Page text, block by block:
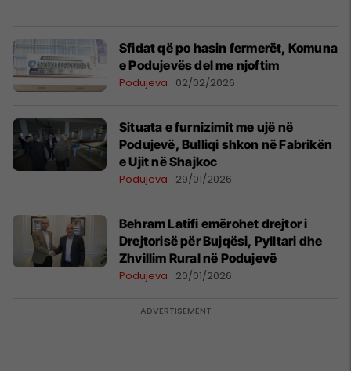
Sfidat që po hasin fermerët, Komuna
e Podujevës del me njoftim
Podujeva 02/02/2026
Situata e furnizimit me ujë në
Podujevë, Bulliqi shkon në Fabrikën
e Ujit në Shajkoc
Podujeva 29/01/2026
Behram Latifi emërohet drejtor i
Drejtorisë për Bujqësi, Pylltari dhe
Zhvillim Rural në Podujevë
Podujeva 20/01/2026